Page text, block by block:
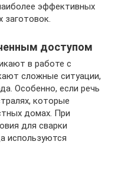
эффективных
заготовок.
доступом
в работе с
сложные ситуации,
Особенно, если речь
которые
домах. При
для сварки
используются